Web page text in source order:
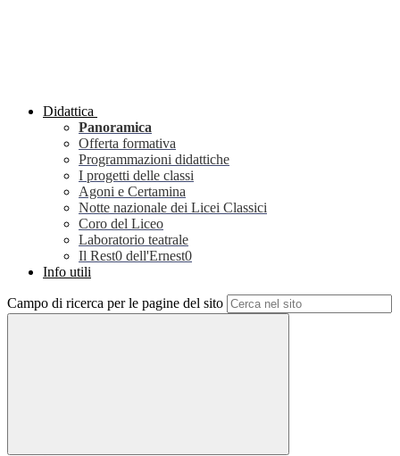
Didattica
Panoramica
Offerta formativa
Programmazioni didattiche
I progetti delle classi
Agoni e Certamina
Notte nazionale dei Licei Classici
Coro del Liceo
Laboratorio teatrale
Il Rest0 dell'Ernest0
Info utili
Campo di ricerca per le pagine del sito